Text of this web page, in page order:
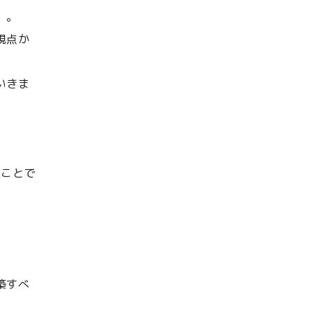
点か
きま
とで
すべ